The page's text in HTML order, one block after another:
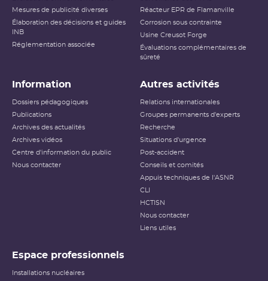
Mesures de publicité diverses
Élaboration des décisions et guides
INB
Réglementation associée
Réacteur EPR de Flamanville
Corrosion sous contrainte
Usine Creusot Forge
Évaluations complémentaires de
sûreté
Information
Dossiers pédagogiques
Publications
Archives des actualités
Archives vidéos
Centre d'information du public
Nous contacter
Autres activités
Relations internationales
Groupes permanents d'experts
Recherche
Situations d'urgence
Post-accident
Conseils et comités
Appuis techniques de l'ASNR
CLI
HCTISN
Nous contacter
Liens utiles
Espace professionnels
Installations nucléaires